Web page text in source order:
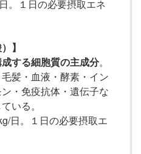
。１日の必要摂取エネ
】
する細胞質の主成分。
髪・血液・酵素・イン
・免疫抗体・遺伝子な
いる。
日。１日の必要摂取エ